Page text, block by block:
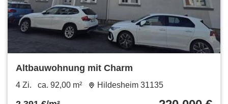
Altbauwohnung mit Charm
4 Zi. ca. 92,00 m² Hildesheim 31135